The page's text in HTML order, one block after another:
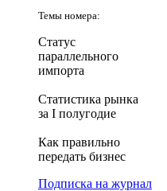
Темы номера:
Статус
параллельного
импорта
Статистика рынка
за I полугодие
Как правильно
передать бизнес
Подписка на журнал